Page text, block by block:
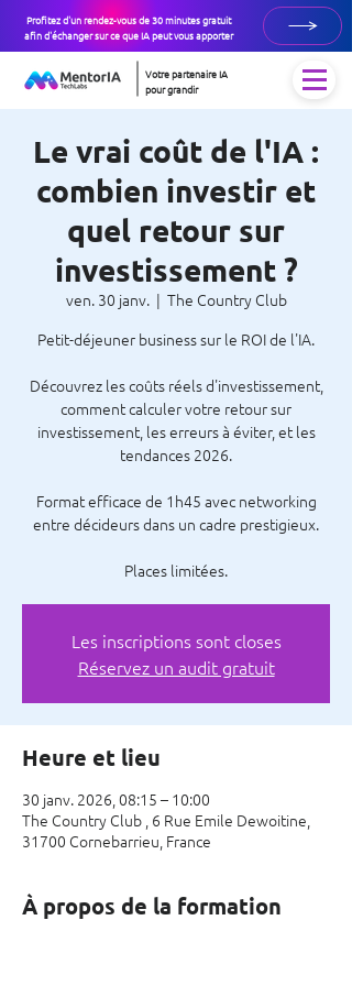
Profitez d'un rendez-vous de 30 minutes gratuit
afin d'échanger sur ce que IA peut vous apporter
Votre partenaire IA
pour grandir
Le vrai coût de l'IA :
combien investir et
quel retour sur
investissement ?
ven. 30 janv.
  |
The Country Club
Petit-déjeuner business sur le ROI de l'IA.
Découvrez les coûts réels d'investissement,
comment calculer votre retour sur
investissement, les erreurs à éviter, et les
tendances 2026.
Format efficace de 1h45 avec networking
entre décideurs dans un cadre prestigieux.
Places limitées.
Les inscriptions sont closes
Réservez un audit gratuit
Heure et lieu
30 janv. 2026, 08:15 – 10:00
The Country Club , 6 Rue Emile Dewoitine,
31700 Cornebarrieu, France
À propos de la formation